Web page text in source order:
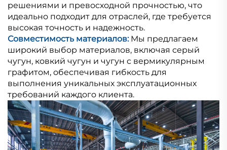
решениями и превосходной прочностью, что
идеально подходит для отраслей, где требуется
высокая точность и надежность.
Совместимость материалов: Мы предлагаем
широкий выбор материалов, включая серый
чугун, ковкий чугун и чугун с вермикулярным
графитом, обеспечивая гибкость для
выполнения уникальных эксплуатационных
требований каждого клиента.